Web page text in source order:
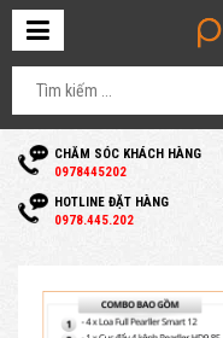
CHĂM SÓC KHÁCH HÀNG
0978445202
HOTLINE ĐẶT HÀNG
0978.445.202